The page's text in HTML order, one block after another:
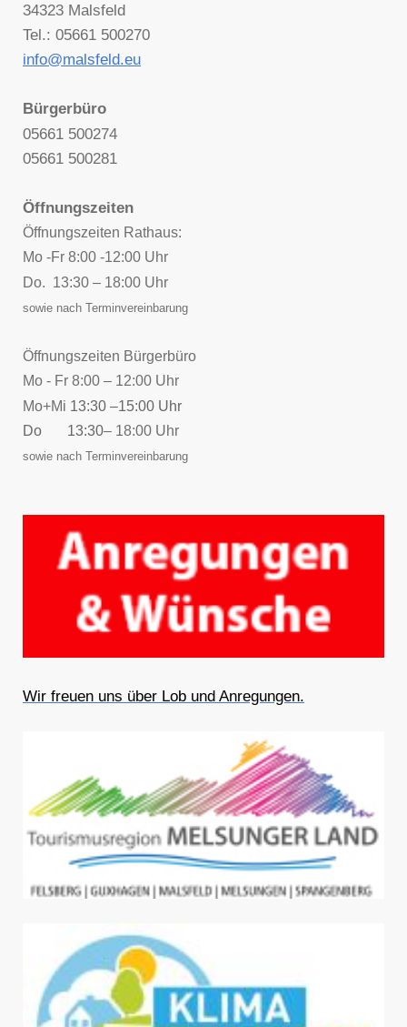
34323 Malsfeld
Tel.: 05661 500270
info@malsfeld.eu
Bürgerbüro
05661 500274
05661 500281
Öffnungszeiten
Öffnungszeiten Rathaus:
Mo -Fr 8:00 -12:00 Uhr
Do. 13:30 – 18:00 Uhr
sowie nach Terminvereinbarung
Öffnungszeiten Bürgerbüro
Mo - Fr 8:00 – 12:00 Uhr
Mo+Mi 13:30 –15:00 Uhr
Do 13:30– 18:00 Uhr
sowie nach Terminvereinbarung
Wir freuen uns über Lob und Anregungen.